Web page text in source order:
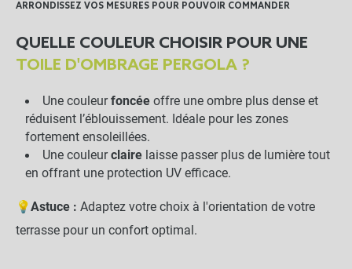
ARRONDISSEZ VOS MESURES POUR POUVOIR COMMANDER
QUELLE COULEUR CHOISIR POUR UNE
TOILE D'OMBRAGE PERGOLA ?
Une couleurfoncéeoffre une ombre plus dense et
réduisent l’éblouissement. Idéale pour les zones
fortement ensoleillées.
Une couleurclairelaisse passer plus de lumière tout
en offrant une protection UV efficace.
💡Astuce : Adaptez votre choix à l'orientation de votre
terrasse pour un confort optimal.